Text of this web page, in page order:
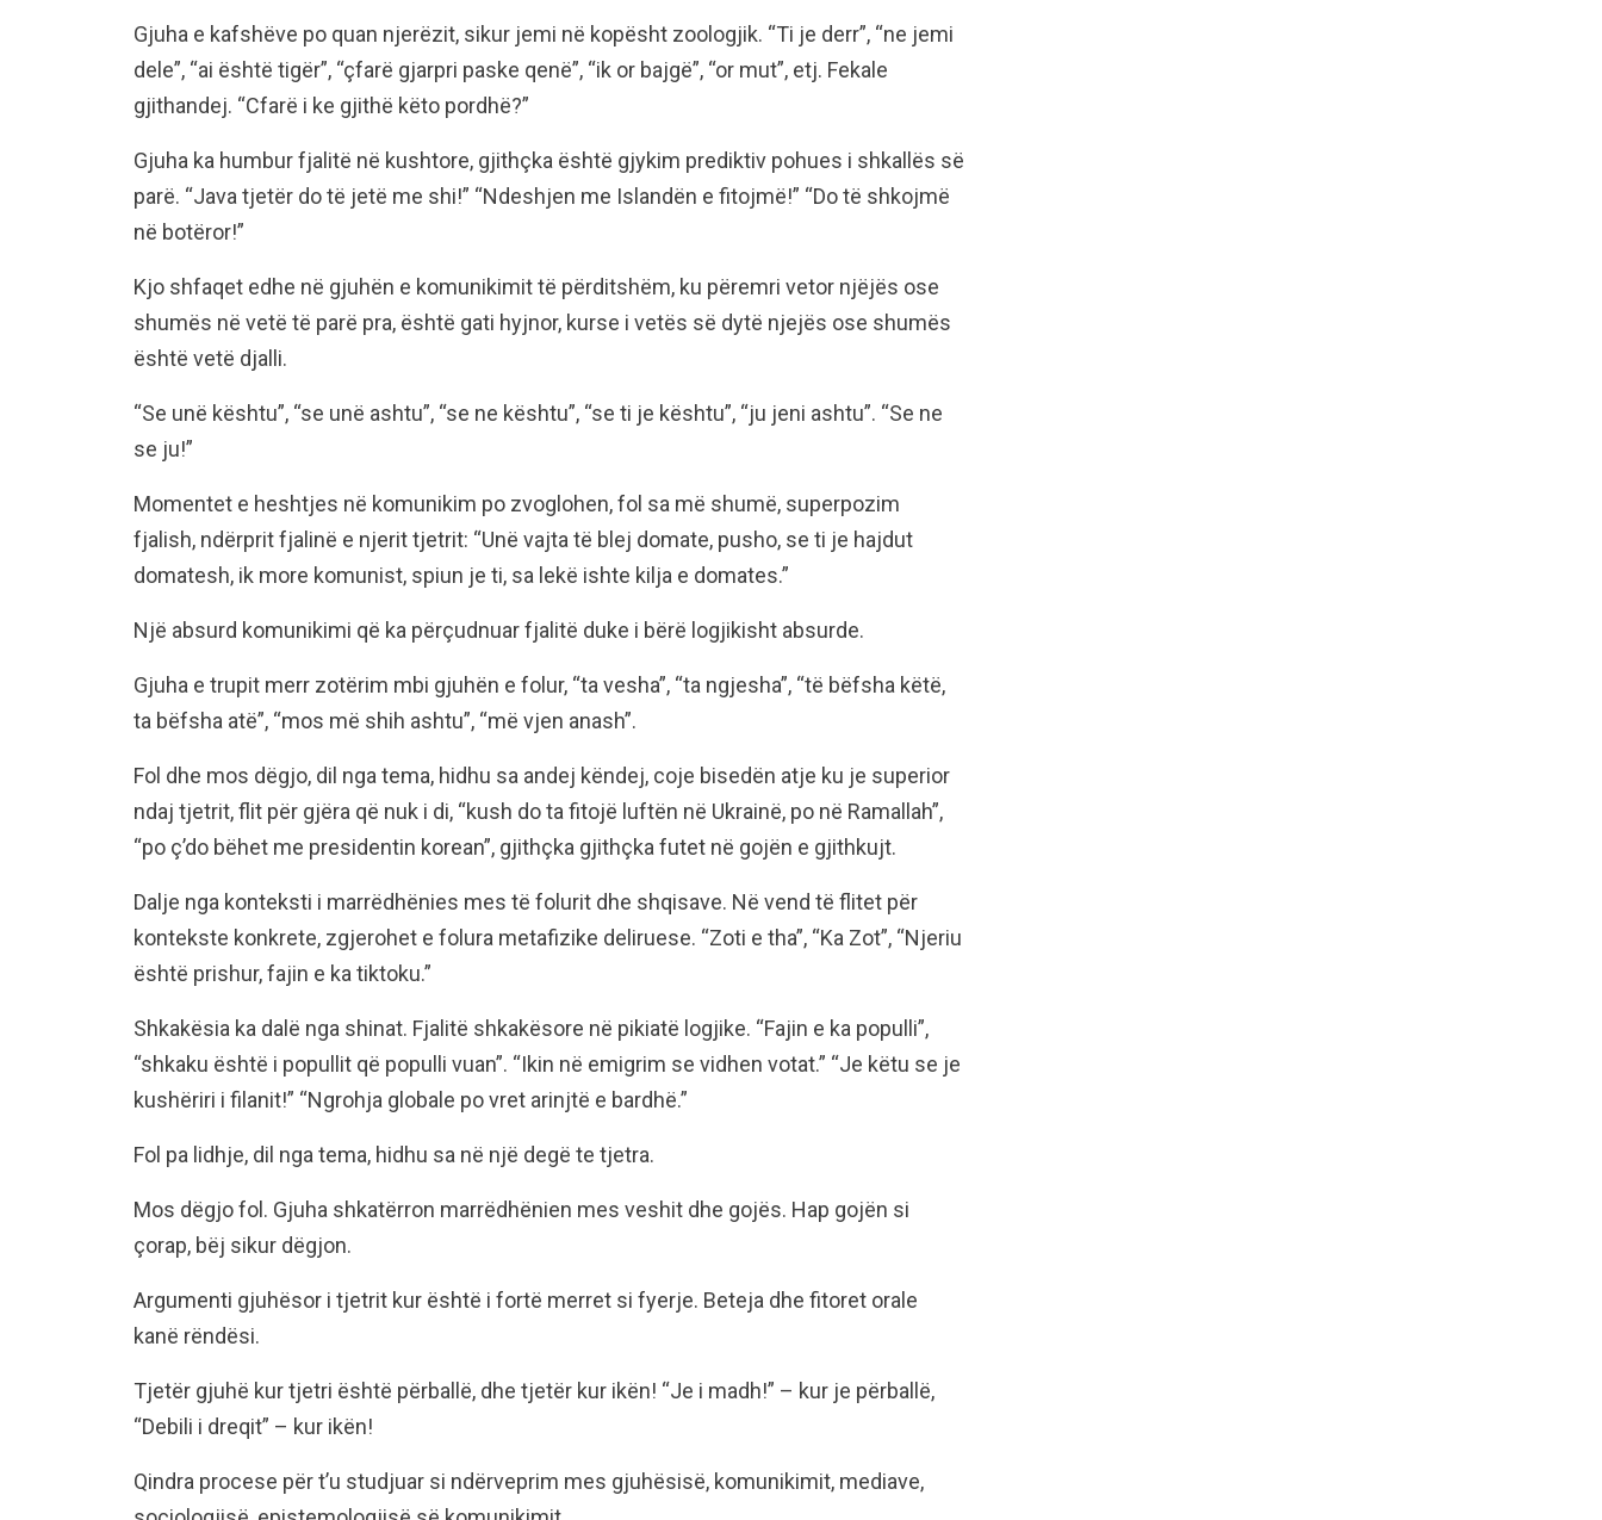
Gjuha e kafshëve po quan njerëzit, sikur jemi në kopësht zoologjik. “Ti je derr”, “ne jemi
dele”, “ai është tigër”, “çfarë gjarpri paske qenë”, “ik or bajgë”, “or mut”, etj. Fekale
gjithandej. “Cfarë i ke gjithë këto pordhë?”
Gjuha ka humbur fjalitë në kushtore, gjithçka është gjykim prediktiv pohues i shkallës së
parë. “Java tjetër do të jetë me shi!” “Ndeshjen me Islandën e fitojmë!” “Do të shkojmë
në botëror!”
Kjo shfaqet edhe në gjuhën e komunikimit të përditshëm, ku përemri vetor njëjës ose
shumës në vetë të parë pra, është gati hyjnor, kurse i vetës së dytë njejës ose shumës
është vetë djalli.
“Se unë kështu”, “se unë ashtu”, “se ne kështu”, “se ti je kështu”, “ju jeni ashtu”. “Se ne
se ju!”
Momentet e heshtjes në komunikim po zvoglohen, fol sa më shumë, superpozim
fjalish, ndërprit fjalinë e njerit tjetrit: “Unë vajta të blej domate, pusho, se ti je hajdut
domatesh, ik more komunist, spiun je ti, sa lekë ishte kilja e domates.”
Një absurd komunikimi që ka përçudnuar fjalitë duke i bërë logjikisht absurde.
Gjuha e trupit merr zotërim mbi gjuhën e folur, “ta vesha”, “ta ngjesha”, “të bëfsha këtë,
ta bëfsha atë”, “mos më shih ashtu”, “më vjen anash”.
Fol dhe mos dëgjo, dil nga tema, hidhu sa andej këndej, coje bisedën atje ku je superior
ndaj tjetrit, flit për gjëra që nuk i di, “kush do ta fitojë luftën në Ukrainë, po në Ramallah”,
“po ç’do bëhet me presidentin korean”, gjithçka gjithçka futet në gojën e gjithkujt.
Dalje nga konteksti i marrëdhënies mes të folurit dhe shqisave. Në vend të flitet për
kontekste konkrete, zgjerohet e folura metafizike deliruese. “Zoti e tha”, “Ka Zot”, “Njeriu
është prishur, fajin e ka tiktoku.”
Shkakësia ka dalë nga shinat. Fjalitë shkakësore në pikiatë logjike. “Fajin e ka populli”,
“shkaku është i popullit që populli vuan”. “Ikin në emigrim se vidhen votat.” “Je këtu se je
kushëriri i filanit!” “Ngrohja globale po vret arinjtë e bardhë.”
Fol pa lidhje, dil nga tema, hidhu sa në një degë te tjetra.
Mos dëgjo fol. Gjuha shkatërron marrëdhënien mes veshit dhe gojës. Hap gojën si
çorap, bëj sikur dëgjon.
Argumenti gjuhësor i tjetrit kur është i fortë merret si fyerje. Beteja dhe fitoret orale
kanë rëndësi.
Tjetër gjuhë kur tjetri është përballë, dhe tjetër kur ikën! “Je i madh!” – kur je përballë,
“Debili i dreqit” – kur ikën!
Qindra procese për t’u studjuar si ndërveprim mes gjuhësisë, komunikimit, mediave,